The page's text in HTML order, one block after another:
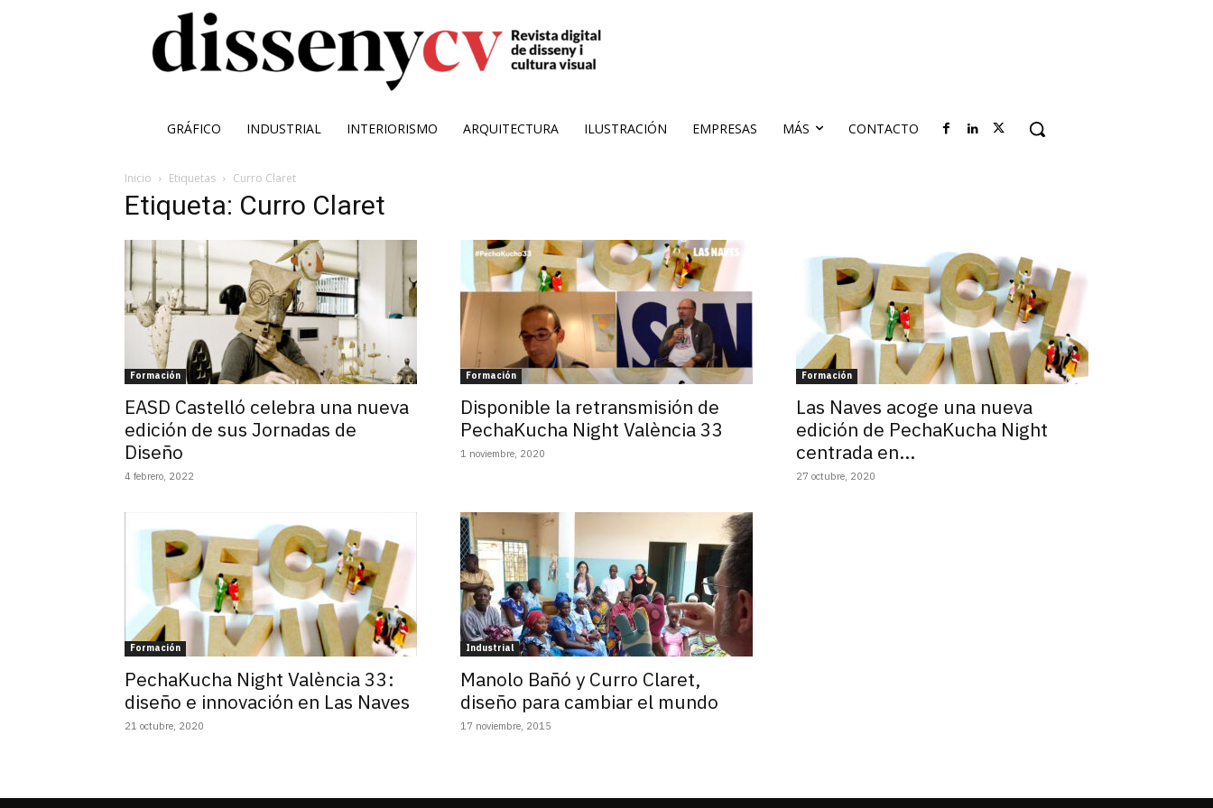
GRÁFICO INDUSTRIAL INTERIORISMO ARQUITECTURA ILUSTRACIÓN EMPRESAS MÁS CONTACTO
Inicio Etiquetas Curro Claret
Etiqueta: Curro Claret
Formación
EASD Castelló celebra una nueva
edición de sus Jornadas de
Diseño
4 febrero, 2022
Formación
Disponible la retransmisión de
PechaKucha Night València 33
1 noviembre, 2020
Formación
Las Naves acoge una nueva
edición de PechaKucha Night
centrada en...
27 octubre, 2020
Formación
PechaKucha Night València 33:
diseño e innovación en Las Naves
21 octubre, 2020
Industrial
Manolo Bañó y Curro Claret,
diseño para cambiar el mundo
17 noviembre, 2015